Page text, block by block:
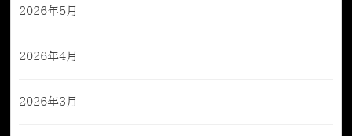
2026年5月
2026年4月
2026年3月